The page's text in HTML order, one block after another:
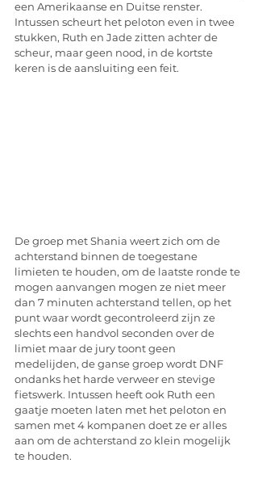
een Amerikaanse en Duitse renster.
Intussen scheurt het peloton even in twee
stukken, Ruth en Jade zitten achter de
scheur, maar geen nood, in de kortste
keren is de aansluiting een feit.
De groep met Shania weert zich om de
achterstand binnen de toegestane
limieten te houden, om de laatste ronde te
mogen aanvangen mogen ze niet meer
dan 7 minuten achterstand tellen, op het
punt waar wordt gecontroleerd zijn ze
slechts een handvol seconden over de
limiet maar de jury toont geen
medelijden, de ganse groep wordt DNF
ondanks het harde verweer en stevige
fietswerk. Intussen heeft ook Ruth een
gaatje moeten laten met het peloton en
samen met 4 kompanen doet ze er alles
aan om de achterstand zo klein mogelijk
te houden.